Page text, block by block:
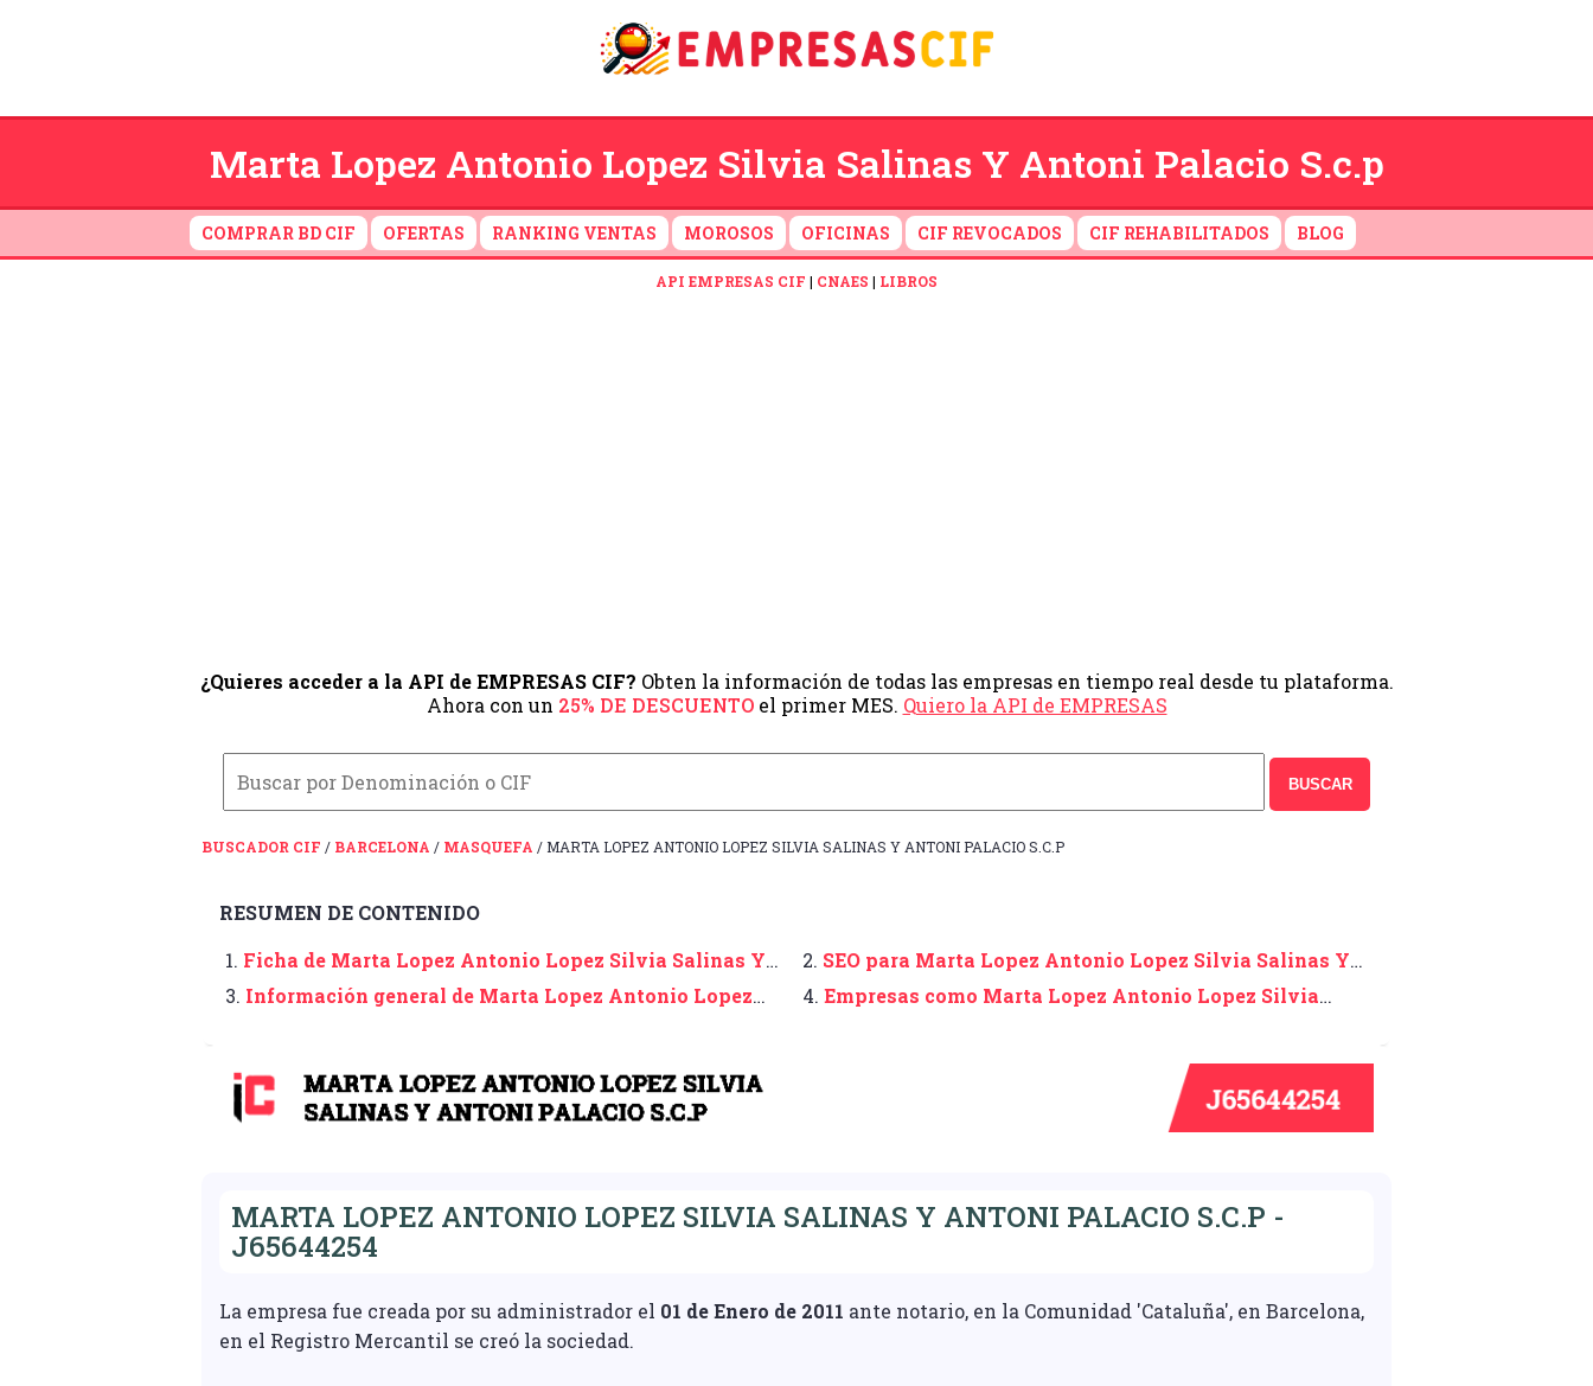
Marta Lopez Antonio Lopez Silvia Salinas Y Antoni Palacio S.c.p
COMPRAR BD CIF OFERTAS RANKING VENTAS MOROSOS OFICINAS CIF REVOCADOS CIF REHABILITADOS BLOG
API EMPRESAS CIF | CNAES | LIBROS
¿Quieres acceder a la API de EMPRESAS CIF? Obten la información de todas las empresas en tiempo real desde tu plataforma.
Ahora con un 25% DE DESCUENTOel primer MES. Quiero la API de EMPRESAS
BUSCAR
BUSCADOR CIF / BARCELONA / MASQUEFA / MARTA LOPEZ ANTONIO LOPEZ SILVIA SALINAS Y ANTONI PALACIO S.C.P
RESUMEN DE CONTENIDO
1. Ficha de Marta Lopez Antonio Lopez Silvia Salinas Y
Antoni Palacio S.c.p
2. SEO para Marta Lopez Antonio Lopez Silvia Salinas Y
Antoni Palacio S.c.p
3. Información general de Marta Lopez Antonio Lopez
4. Empresas como Marta Lopez Antonio Lopez Silvia
MARTA LOPEZ ANTONIO LOPEZ SILVIA SALINAS Y ANTONI PALACIO S.C.P -
J65644254
La empresa fue creada por su administrador el 01 de Enero de 2011 ante notario, en la Comunidad 'Cataluña', en Barcelona,
en el Registro Mercantil se creó la sociedad.